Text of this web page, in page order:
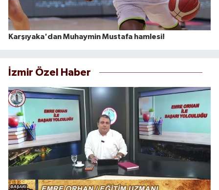
Karşıyaka'dan Muhaymin Mustafa hamlesi!
İzmir Özel Haber